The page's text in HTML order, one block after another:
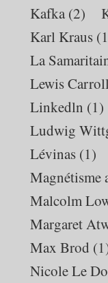
Kafka (2)
Karl Kraus
La
Lewis Carroll
Linkedln (1)
Ludwig
Lévinas (1)
Magnétisme
Malcolm
Margaret
Max Brod
Nicole Le